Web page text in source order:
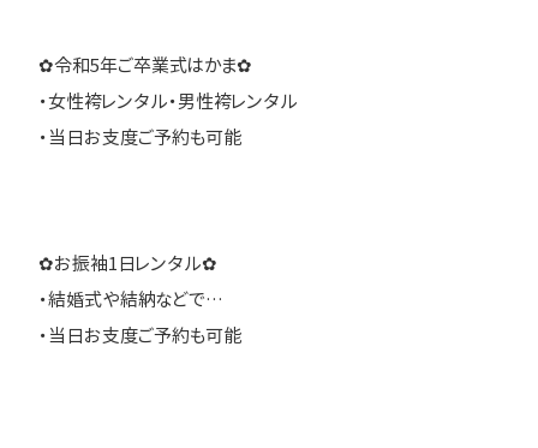
✿令和5年ご卒業式はかま✿
・女性袴レンタル・男性袴レンタル
・当日お支度ご予約も可能
✿お振袖1日レンタル✿
・結婚式や結納などで…
・当日お支度ご予約も可能